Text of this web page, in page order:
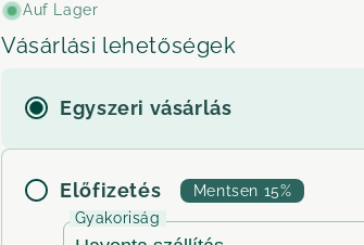
Auf Lager
Vásárlási lehetőségek
Egyszeri vásárlás
Előfizetés Mentsen 15%
Gyakoriság